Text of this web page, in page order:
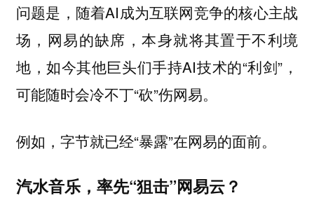
问题是，随着AI成为互联网竞争的核心主战
场，网易的缺席，本身就将其置于不利境
地，如今其他巨头们手持AI技术的“利剑”，
可能随时会冷不丁“砍”伤网易。
例如，字节就已经“暴露”在网易的面前。
汽水音乐，率先“狙击”网易云？